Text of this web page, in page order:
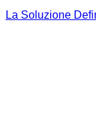
La Soluzione